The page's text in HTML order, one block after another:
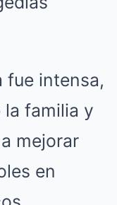
fue intensa,
familia y
mejorar
en